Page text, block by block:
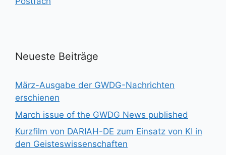
Neueste Beiträge
März-Ausgabe der GWDG-Nachrichten
erschienen
March issue of the GWDG News published
Kurzfilm von DARIAH-DE zum Einsatz von KI in
den Geisteswissenschaften